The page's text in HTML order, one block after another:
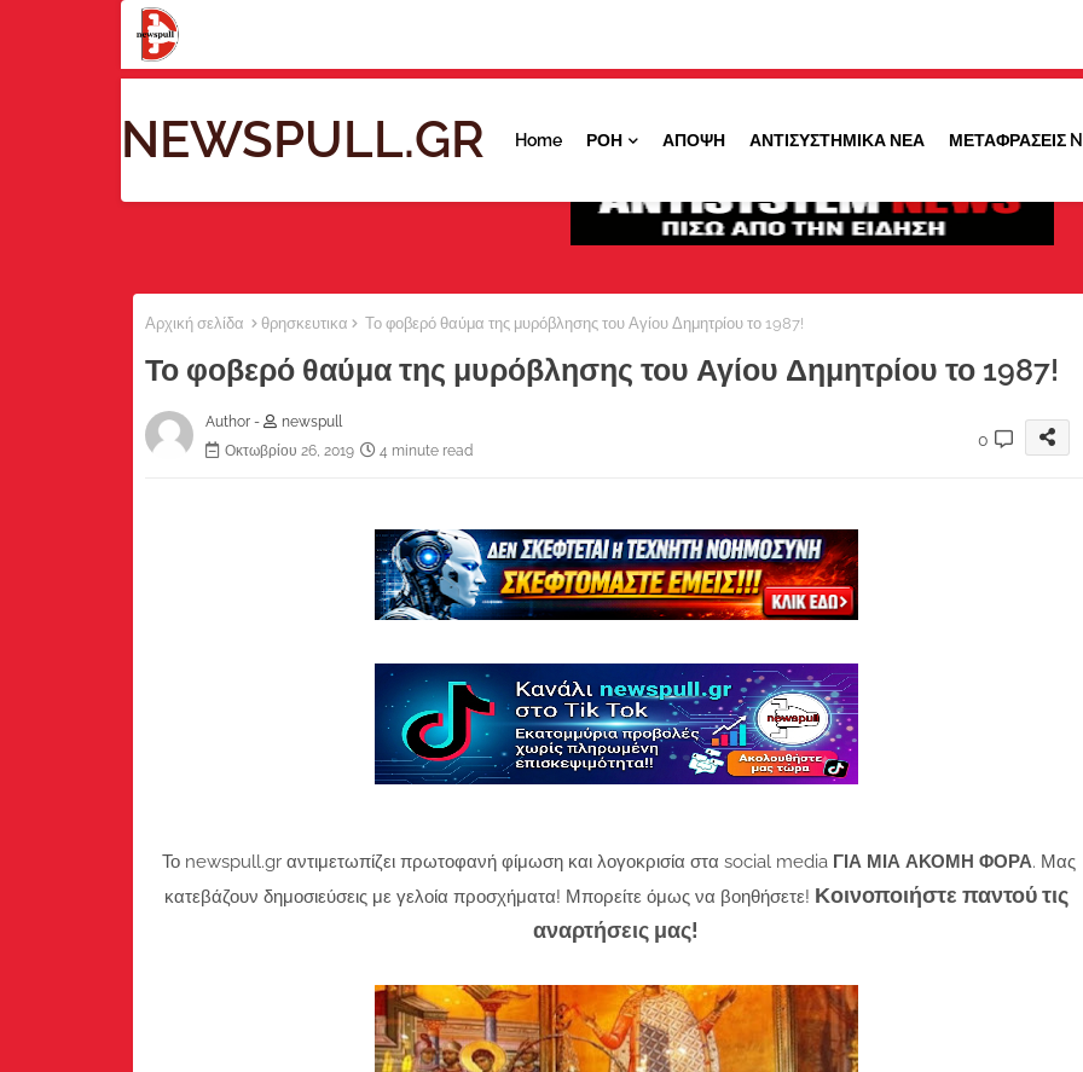
NEWSPULL.GR Home ΡΟΗ ΑΠΟΨΗ ΑΝΤΙΣΥΣΤΗΜΙΚΑ ΝΕΑ ΜΕΤΑΦΡΑΣΕΙΣ
Αρχική σελίδα θρησκευτικα Το φοβερό θαύμα της μυρόβλησης του Αγίου Δημητρίου το 1987!
Το φοβερό θαύμα της μυρόβλησης του Αγίου Δημητρίου το 1987!
Author -
newspull
Οκτωβρίου 26, 2019
4 minute read
0
Το newspull.gr αντιμετωπίζει πρωτοφανή φίμωση και λογοκρισία στα social media ΓΙΑ ΜΙΑ ΑΚΟΜΗ ΦΟΡΑ. Μας
κατεβάζουν δημοσιεύσεις με γελοία προσχήματα! Μπορείτε όμως να βοηθήσετε! Κοινοποιήστε παντού τις
αναρτήσεις μας!
λαμβάνετε ειδοποιήσεις για σημαντικά θέματά